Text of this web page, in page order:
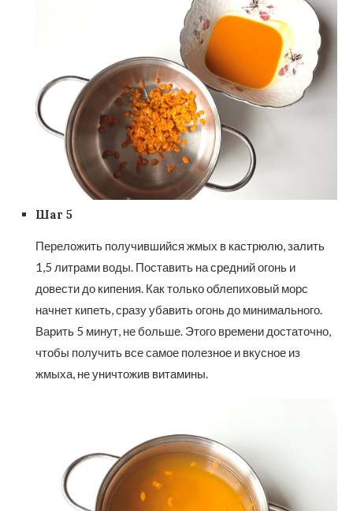
Шаг 5
Переложить получившийся жмых в кастрюлю, залить
1,5 литрами воды. Поставить на средний огонь и
довести до кипения. Как только облепиховый морс
начнет кипеть, сразу убавить огонь до минимального.
Варить 5 минут, не больше. Этого времени достаточно,
чтобы получить все самое полезное и вкусное из
жмыха, не уничтожив витамины.